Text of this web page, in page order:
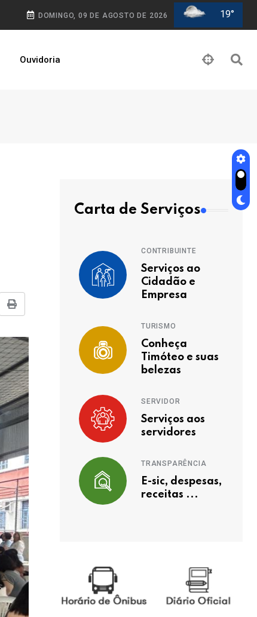
DOMINGO, 09 DE AGOSTO DE 2026 19°
Ouvidoria
Carta de Serviços
CONTRIBUINTE
Serviços ao
Cidadão e
Empresa
TURISMO
Conheça
Timóteo e suas
belezas
SERVIDOR
Serviços aos
servidores
TRANSPARÊNCIA
E-sic, despesas,
receitas ...